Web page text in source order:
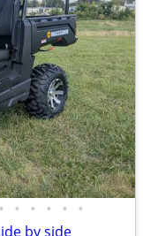
• • • • • •
by side